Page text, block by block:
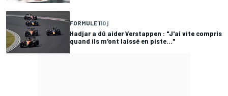
FORMULE 110 j
Hadjar a dû aider Verstappen : "J'ai vite compris
quand ils m'ont laissé en piste..."